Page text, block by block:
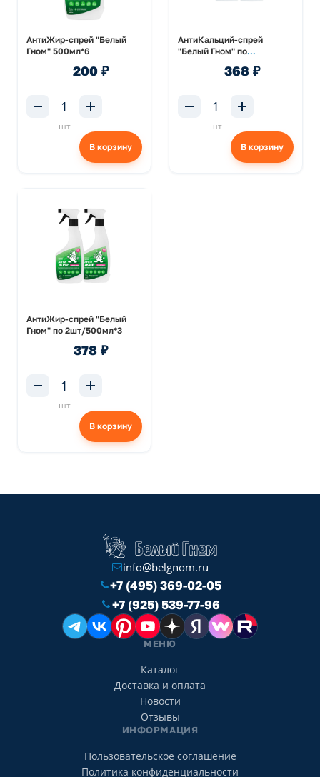
АнтиЖир-спрей "Белый
Гном" 500мл*6
200 ₽
шт
В корзину
АнтиКальций-спрей
"Белый Гном" по
368 ₽
шт
В корзину
АнтиЖир-спрей "Белый
Гном" по 2шт/500мл*3
378 ₽
шт
В корзину
info@belgnom.ru
+7 (495) 369-02-05
+7 (925) 539-77-96
МЕНЮ
Каталог
Доставка и оплата
Новости
Отзывы
ИНФОРМАЦИЯ
Пользовательское соглашение
Политика конфиденциальности